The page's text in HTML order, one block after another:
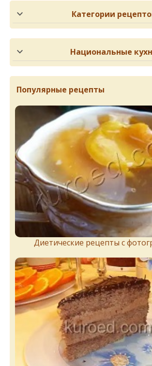
Категории
Национальные
Популярные рецепты
Диетические рецепты с